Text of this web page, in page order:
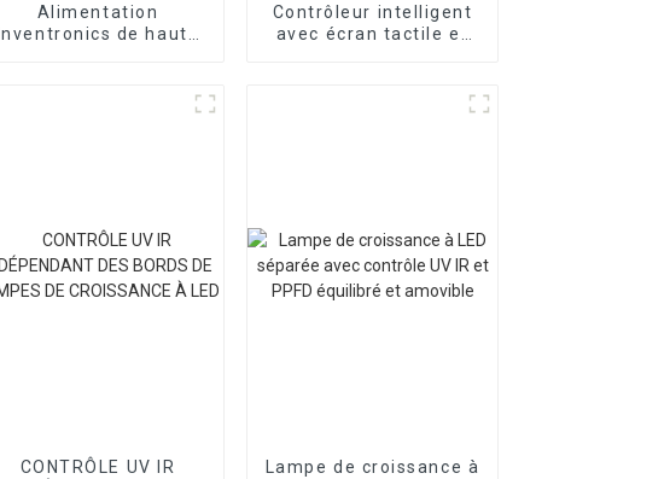
Alimentation
Inventronics de haute
Contrôleur intelligent
avec écran tactile et
CONTRÔLE UV IR
Lampe de croissance à